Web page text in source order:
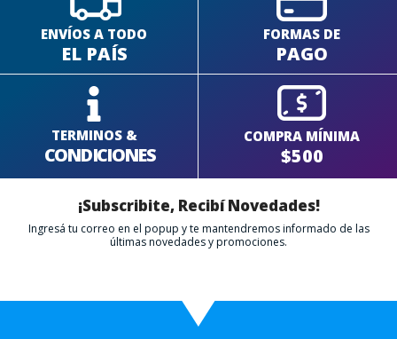
ENVÍOS A TODO
EL PAÍS
FORMAS DE
PAGO
TERMINOS &
CONDICIONES
COMPRA MÍNIMA
$500
¡Subscribite, Recibí Novedades!
Ingresá tu correo en el popup y te mantendremos informado de las
últimas novedades y promociones.